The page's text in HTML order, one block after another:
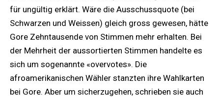
für ungültig erklärt. Wäre die Ausschussquote (bei
Schwarzen und Weissen) gleich gross gewesen, hätte
Gore Zehntausende von Stimmen mehr erhalten. Bei
der Mehrheit der aussortierten Stimmen handelte es
sich um sogenannte «overvotes». Die
afroamerikanischen Wähler stanzten ihre Wahlkarten
bei Gore. Aber um sicherzugehen, schrieben sie auch